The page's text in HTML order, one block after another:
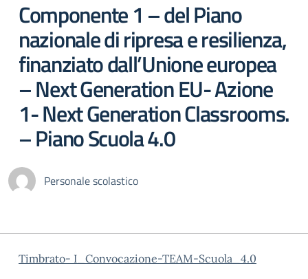
Componente 1 – del Piano
nazionale di ripresa e resilienza,
finanziato dall’Unione europea
– Next Generation EU- Azione
1- Next Generation Classrooms.
– Piano Scuola 4.0
Personale scolastico
Timbrato- I_Convocazione-TEAM-Scuola_4.0